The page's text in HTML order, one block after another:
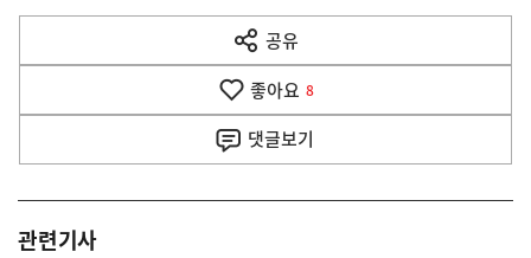
다
음
공유
열
기
좋아요 8
댓글보기
관련기사